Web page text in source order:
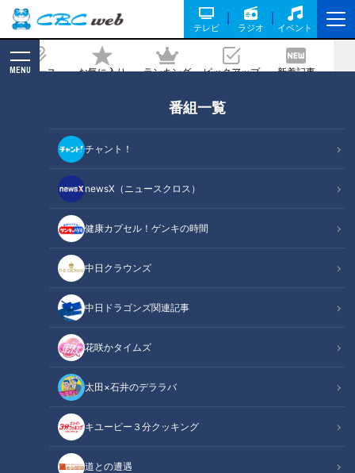
テレビ ラジオ イベント
ニュース お気に入り ランキング ピックアップ 新着記事
MENU
番組一覧
チャント！
newsX（ニュースクロス）
健康カプセル！ゲンキの時間
中日クラウンズ
中日ドラゴンズ関連記事
花咲かタイムズ
太田×石井のデララバ
キユーピー３分クッキング
道との遭遇
ンピング体験ができるアクティビティリ
ゾートが三重県にグランドオープン
記事に戻る
CBCテレビ『花咲かタイムズ』うなずキング